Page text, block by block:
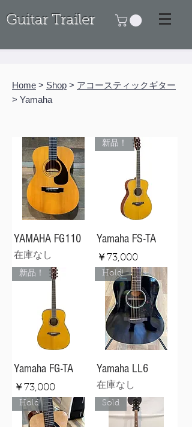
Guitar Trailer
Home > Shop > アコースティックギター
> Yamaha
YAMAHA FG110
在庫なし
新品！
Yamaha FS-TA
価格
￥73,000
新品！
Yamaha FG-TA
価格
￥73,000
Hold!
Yamaha LL6
在庫なし
Hold! Sold